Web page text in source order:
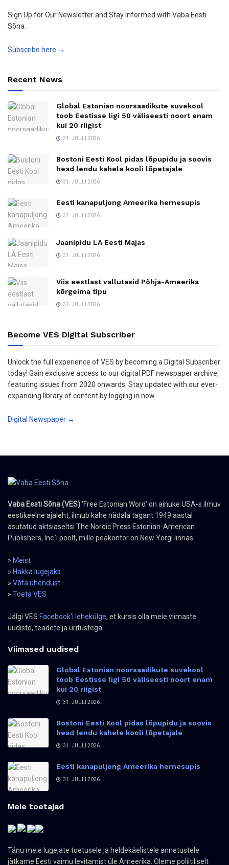
Sign Up for Our Newsletter and Stay Informed with Vaba Eesti
Sõna.
Subscribe here →
Recent News
Global Estonian noorsaadikute suvekool
toob Eestisse ligi 50 väliseesti noort enam
kui 20 riigist
31. JUULI 2026
Bostoni Eesti Kool pidas lõpupidu ja soovis
head lendu kahele kooli lõpetajale
31. JUULI 2026
Eesti kanapuljong Ameerika hernesupis
31. JUULI 2026
Jaanipidu LA Eesti Majas
31. JUULI 2026
Viis eestlast vallutasid Põhja-Ameerika
kõrgeima tipu
31. JUULI 2026
Become VES Digital Subscriber
Unlock the full experience of VES by becoming a Digital Subscriber
today! Gain exclusive access to our digital PDF newspaper archive,
featuring issues from 2020 onwards. Stay updated with our ever-
expanding library of content by logging in now.
Digital Newspaper →
Vaba Eesti Sõna (VES)'Free Estonian Word' on ainuke USA-s ilmuv
eestikeelne ajaleht, ilmub kahe nädala tagant 1949 aastal
asutatud aktsiaseltsi The Nordic Press Estonian-American
Publishers, Inc.’i poolt, mille peakontor on New Yorgi linnas.
» Meist
» Hakka lugejaks
» Võta ühendust
» Toeta VES
Jälgi VES Facebook'i lehekülge, et kursis olla meie viimaste
uudiste, teadete ja üritustega.
Viimased uudised
Global Estonian noorsaadikute suvekool
toob Eestisse ligi 50 väliseesti noort enam
kui 20 riigist
31. JUULI 2026
Bostoni Eesti Kool pidas lõpupidu ja soovis
head lendu kahele kooli lõpetajale
31. JUULI 2026
Eesti kanapuljong Ameerika hernesupis
31. JUULI 2026
Meie toetajad
Tänu meie lugejate toetusele ja heldekäelistele annetustele
jätkame Eesti vaimu levitamist üle Ameerika. Oleme poliitiliselt